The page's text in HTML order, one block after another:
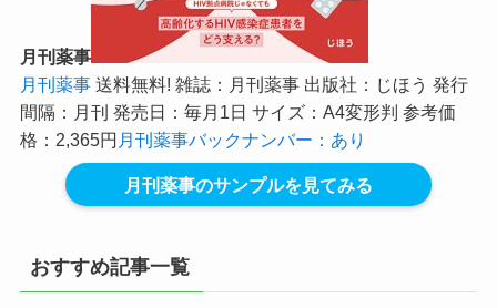
月刊薬事
月刊薬事送料無料! 雑誌：月刊薬事 出版社：じほう 発行
間隔：月刊 発売日：毎月1日 サイズ：A4変形判 参考価
格：2,365円 月刊薬事バックナンバー：あり
月刊薬事のサンプルを見てみる
おすすめ記事一覧